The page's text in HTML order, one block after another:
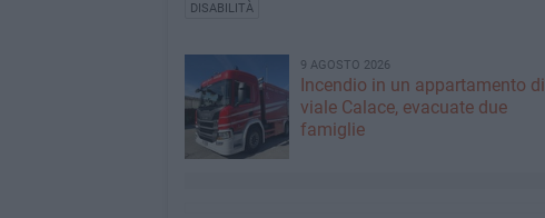
DISABILITÀ
9 AGOSTO 2026
Incendio in un appartamento di
viale Calace, evacuate due
famiglie